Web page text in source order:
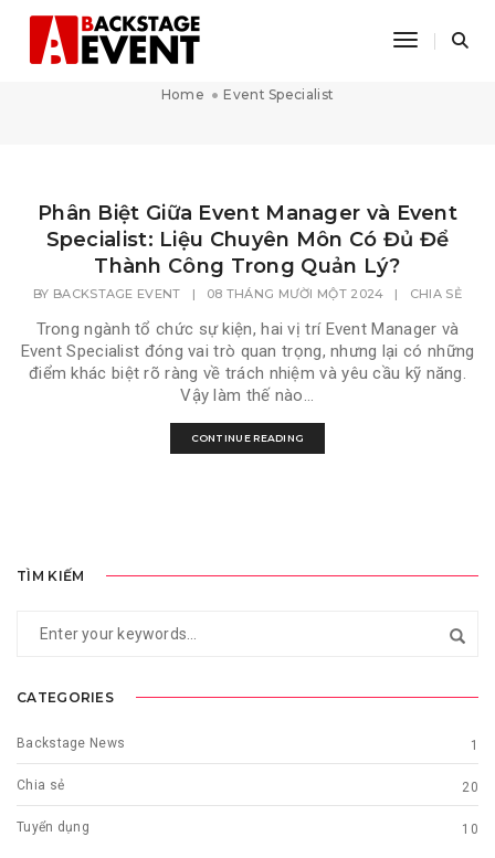
Toggle
Event Specialist
Home Event Specialist
Phân Biệt Giữa Event Manager và Event
Specialist: Liệu Chuyên Môn Có Đủ Để
Thành Công Trong Quản Lý?
BY BACKSTAGE EVENT | 08 THÁNG MƯỜI MỘT 2024 | CHIA SẺ
Trong ngành tổ chức sự kiện, hai vị trí Event Manager và
Event Specialist đóng vai trò quan trọng, nhưng lại có những
điểm khác biệt rõ ràng về trách nhiệm và yêu cầu kỹ năng.
Vậy làm thế nào...
CONTINUE READING
TÌM KIẾM
CATEGORIES
Backstage News 1
Chia sẻ 20
Tuyển dụng 10